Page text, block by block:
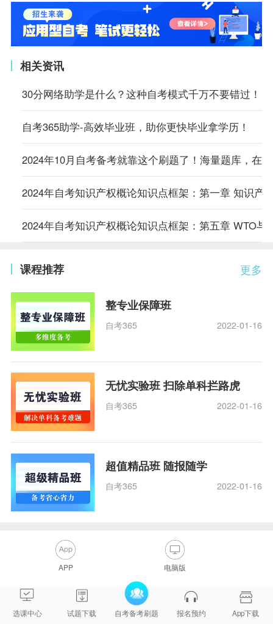
相关资讯
30分网络助学是什么？这种自考模式千万不要错过！
自考365助学-高效毕业班，助你更快毕业拿学历！
2024年10月自考备考就靠这个刷题了！海量题库，在
2024年自考知识产权概论知识点框架：第一章 知识产
2024年自考知识产权概论知识点框架：第五章 WTO与
更多
课程推荐
整专业保障班
自考365 2022-01-16
无忧实验班 扫除单科拦路虎
自考365 2022-01-16
超值精品班 随报随学
自考365 2022-01-16
APP 电脑版
选课中心 试题下载 自考备考刷题 报名预约 App下载